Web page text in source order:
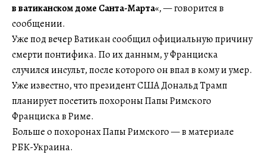
в ватиканском доме Санта-Марта«, — говорится в
сообщении.
Уже под вечер Ватикан сообщил официальную причину
смерти понтифика. По их данным, у Франциска
случился инсульт, после которого он впал в кому и умер.
Уже известно, что президент США Дональд Трамп
планирует посетить похороны Папы Римского
Франциска в Риме.
Больше о похоронах Папы Римского — в материале
РБК-Украина.